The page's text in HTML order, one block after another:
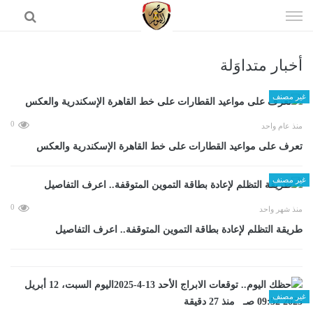
الى
أخبار متداوَلة
غير مصنف
منذ عام واحد 0
تعرف على مواعيد القطارات على خط القاهرة الإسكندرية والعكس
غير مصنف
منذ شهر واحد 0
طريقة التظلم لإعادة بطاقة التموين المتوقفة.. اعرف التفاصيل
غير مصنف